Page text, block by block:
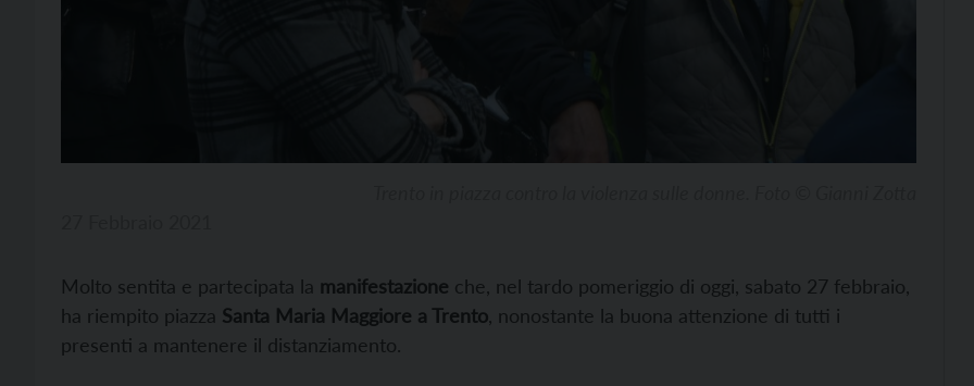
Molto sentita e partecipata la manifestazione che, nel tardo pomeriggio di oggi, sabato 27 febbraio,
ha riempito piazza Santa Maria Maggiore a Trento, nonostante la buona attenzione di tutti i
presenti a mantenere il distanziamento.